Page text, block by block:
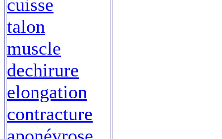
cuisse
talon
muscle
dechirure
elongation
contracture